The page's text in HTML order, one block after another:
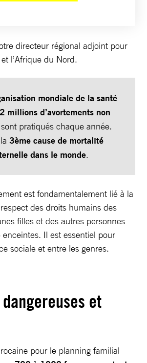
directeur régional adjoint pour
l’Afrique du Nord.
mondiale de la santé
millions d’avortements non
sont pratiqués chaque année.
3ème cause de mortalité
dans le monde.
est fondamentalement lié à la
des droits humains des
filles et des autres personnes
Il est essentiel pour
sociale et entre les genres.
et
pour le planning familial